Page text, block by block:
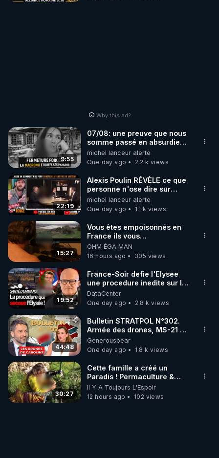
Why this ad?
9:55
07/08: une preuve que nous
somme passé en absurdie
une dictature qui veut faire
taire ses opposant !
michel lanceur alerte
One day ago
2.2 k views
22:19
Alexis Poulin RÉVÈLE ce que
personne n'ose dire sur
l'Union européenne (C'est
explosif)
michel lanceur alerte
One day ago
1.1 k views
15:27
Vous êtes empoisonnés en
France ils vous
empoisonnent tranquille
OHM ÉGA MAN
16 hours ago
305 views
19:52
France-Soir defie l'Elysee
une procedure inedite sur la
sante du president - Nexus
DataCenter
One day ago
2.8 k views
44:48
Bulletin STRATPOL N°302.
Armée des drones, MS-21 en
série, missiles coréens.
07.08.2026.
Generousbear
One day ago
1.8 k views
30:27
Cette famille a créé un
Paradis ! Permaculture &
Autonomie
Il Y A Toujours L'Espoir
12 hours ago
102 views